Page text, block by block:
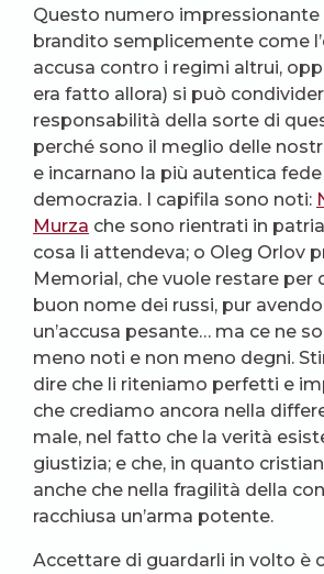
Questo numero impressionante
brandito semplicemente come
accusa contro i regimi altrui,
era fatto allora) si può
responsabilità della sorte di
perché sono il meglio delle
e incarnano la più autentica fede
democrazia. I capifila sono noti:
Murza che sono rientrati in
cosa li attendeva; o Oleg Orlov
Memorial, che vuole restare per
buon nome dei russi, pur
un’accusa pesante… ma ce ne
meno noti e non meno degni.
dire che li riteniamo perfetti e
che crediamo ancora nella
male, nel fatto che la verità
giustizia; e che, in quanto
anche che nella fragilità della
racchiusa un’arma potente.
Accettare di guardarli in volto è